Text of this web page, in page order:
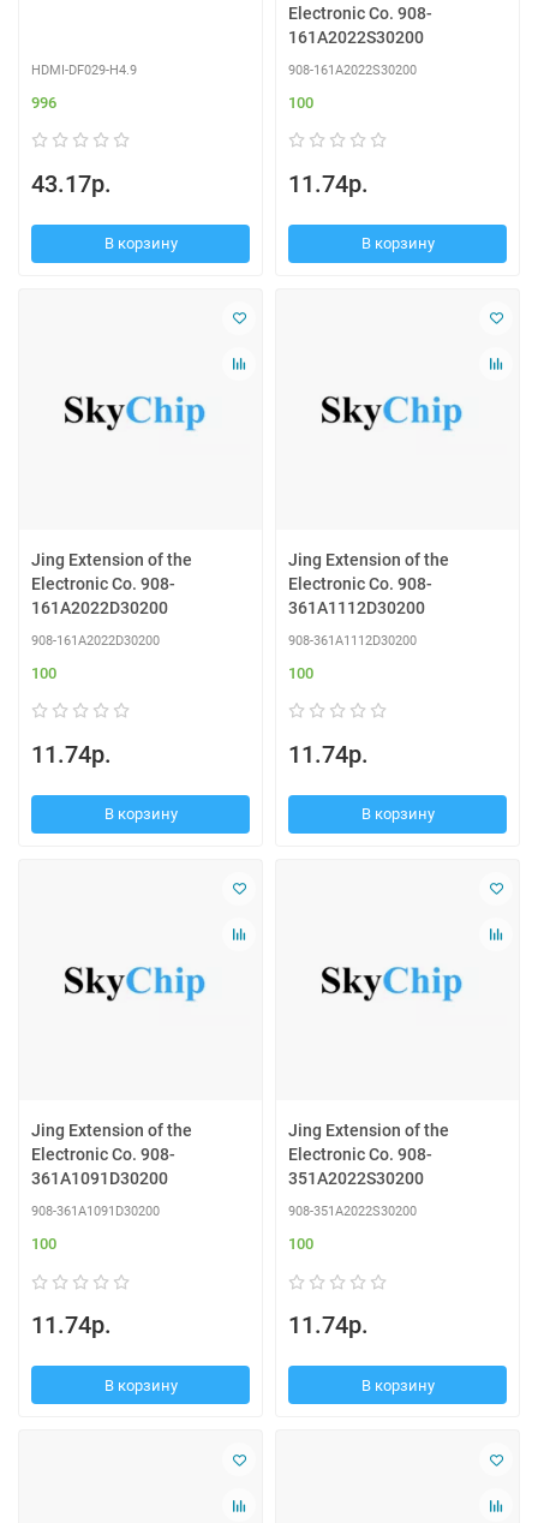
HDMI-DF029-H4.9
996
43.17р.
В корзину
Electronic Co. 908-
161A2022S30200
908-161A2022S30200
100
11.74р.
В корзину
Jing Extension of the
Electronic Co. 908-
161A2022D30200
908-161A2022D30200
100
11.74р.
В корзину
Jing Extension of the
Electronic Co. 908-
361A1112D30200
908-361A1112D30200
100
11.74р.
В корзину
Jing Extension of the
Electronic Co. 908-
361A1091D30200
908-361A1091D30200
100
11.74р.
В корзину
Jing Extension of the
Electronic Co. 908-
351A2022S30200
908-351A2022S30200
100
11.74р.
В корзину